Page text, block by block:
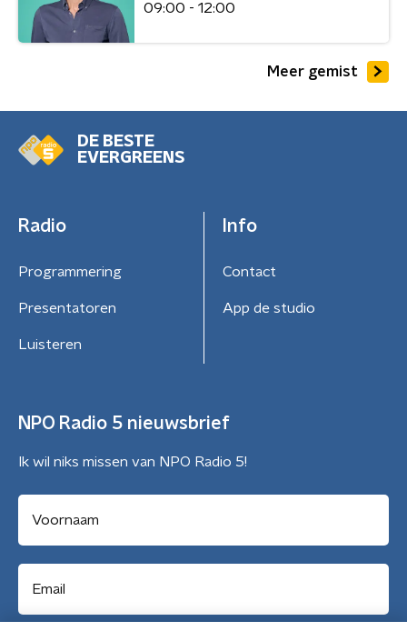
09:00 - 12:00
Meer gemist
DE BESTE
EVERGREENS
Radio
Programmering
Presentatoren
Luisteren
Info
Contact
App de studio
NPO Radio 5 nieuwsbrief
Ik wil niks missen van NPO Radio 5!